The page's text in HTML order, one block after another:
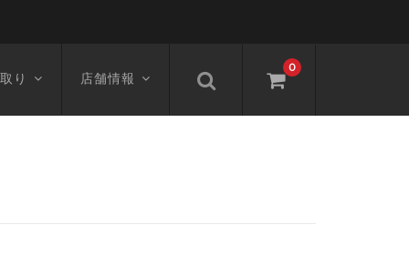
0
り 店舗情報